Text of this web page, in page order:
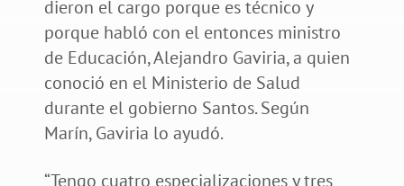
dieron el cargo porque es técnico y
porque habló con el entonces ministro
de Educación, Alejandro Gaviria, a quien
conoció en el Ministerio de Salud
durante el gobierno Santos. Según
Marín, Gaviria lo ayudó.
“Tengo cuatro especializaciones y tres